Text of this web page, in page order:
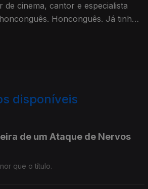
cinema, cantor e especialista
Honconguês. Já tinha
disponíveis
de um Ataque de Nervos
que o título.